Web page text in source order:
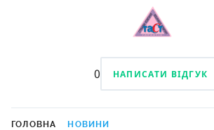
0 НАПИСАТИ ВІДГУК
ГОЛОВНА НОВИНИ